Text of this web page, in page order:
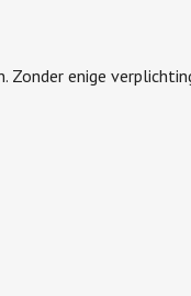
Zonder enige